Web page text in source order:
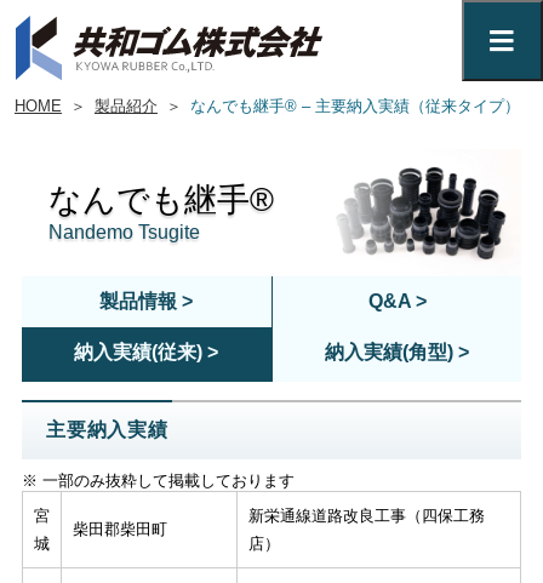
HOME ＞ 製品紹介 ＞ なんでも継手® – 主要納入実績（従来タイプ）
なんでも継手®
Nandemo Tsugite
製品情報 > Q&A >
納入実績(従来) > 納入実績(角型) >
主要納入実績
※ 一部のみ抜粋して掲載しております
宮
城
柴田郡柴田町
新栄通線道路改良工事（四保工務
店）